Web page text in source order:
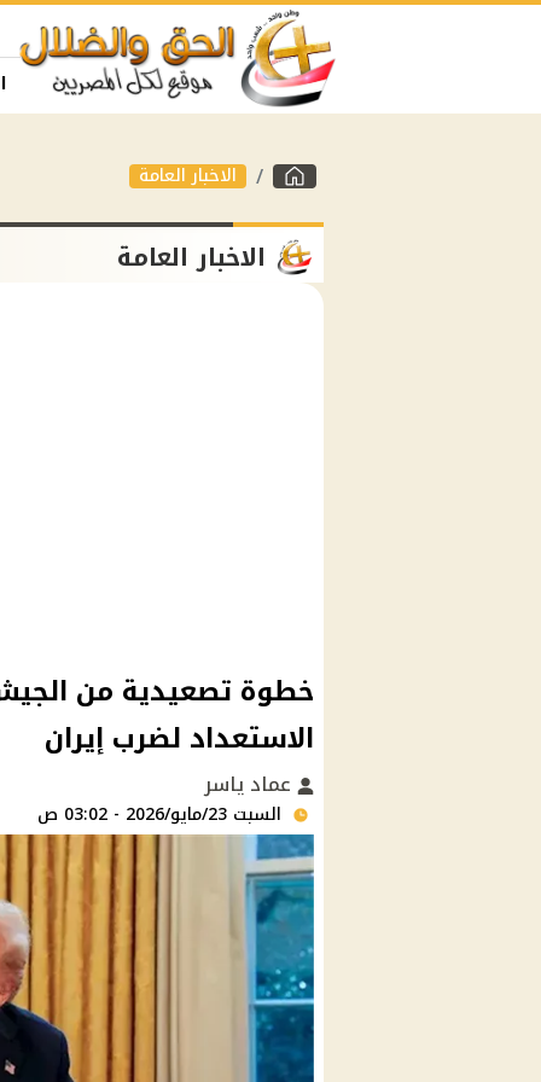
الاخبار العامة
الاخبار العامة
خطوة تصعيدية من
الاستعداد لضرب إيران
عماد ياسر
السبت 23/مايو/2026 - 03:02 ص